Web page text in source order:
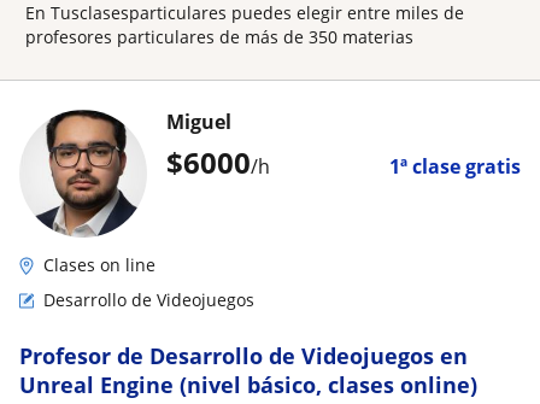
En Tusclasesparticulares puedes elegir entre miles de
profesores particulares de más de 350 materias
$6000/h 1ª clase gratis
Miguel
Clases on line
Desarrollo de Videojuegos
Profesor de Desarrollo de Videojuegos en
Unreal Engine (nivel básico, clases online)